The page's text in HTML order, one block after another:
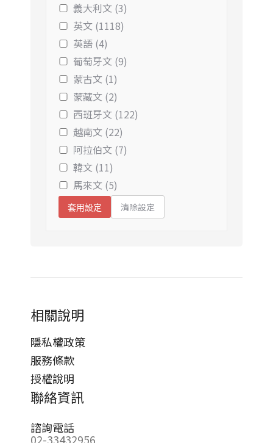
義大利文 (3)
英文 (1118)
英語 (4)
葡萄牙文 (9)
蒙古文 (1)
蒙藏文 (2)
西班牙文 (122)
越南文 (22)
阿拉伯文 (7)
韓文 (11)
馬來文 (5)
套用設定 清除設定
相關說明
隱私權政策
服務條款
授權說明
聯絡資訊
諮詢電話
02-33432956